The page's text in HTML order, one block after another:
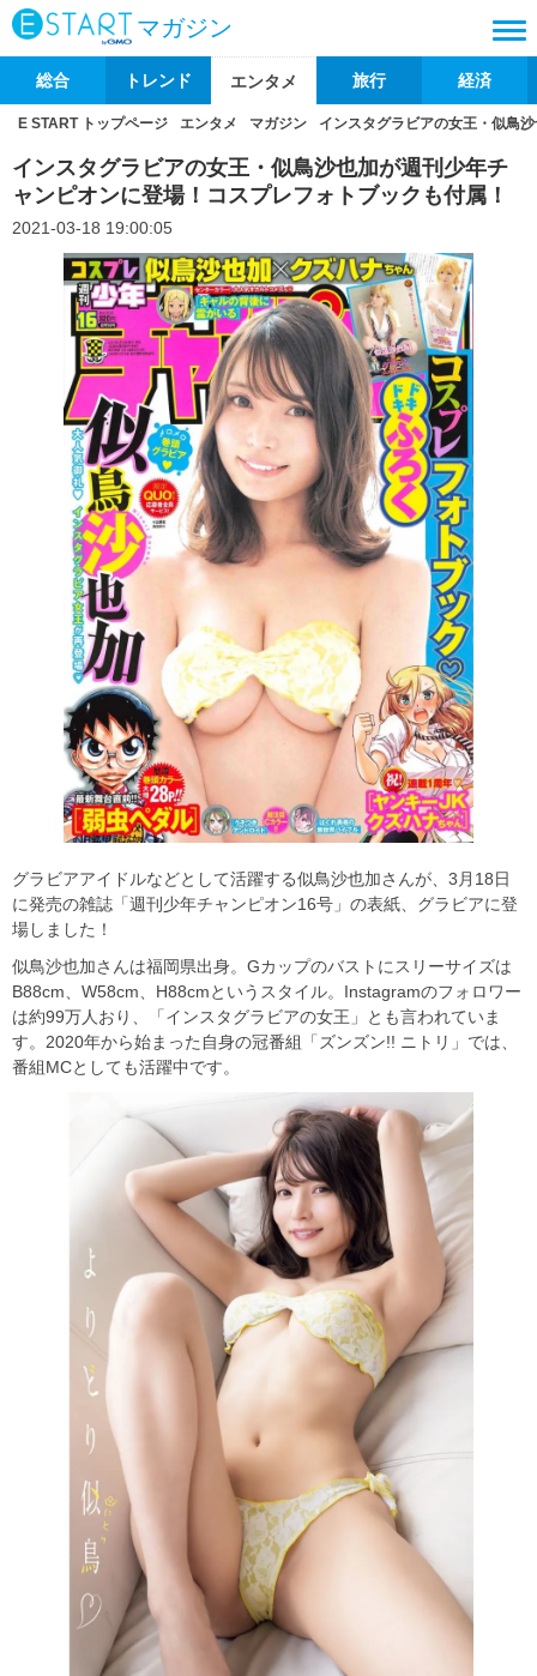
マガジン
総合 トレンド エンタメ 旅行 経済
E START トップページ エンタメ マガジン インスタグラビアの女王・似鳥
インスタグラビアの女王・似鳥沙也加が週刊少年チ
ャンピオンに登場！コスプレフォトブックも付属！
2021-03-18 19:00:05
グラビアアイドルなどとして活躍する似鳥沙也加さんが、3月18日
に発売の雑誌「週刊少年チャンピオン16号」の表紙、グラビアに登
場しました！
似鳥沙也加さんは福岡県出身。Gカップのバストにスリーサイズは
B88cm、W58cm、H88cmというスタイル。Instagramのフォロワー
は約99万人おり、「インスタグラビアの女王」とも言われていま
す。2020年から始まった自身の冠番組「ズンズン!! ニトリ」では、
番組MCとしても活躍中です。